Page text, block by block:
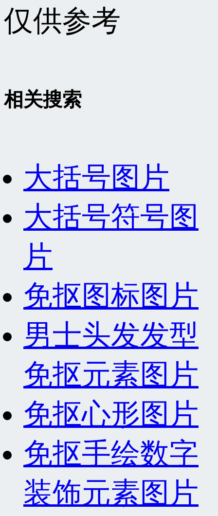
仅供参考
相关搜索
大括号图片
大括号符号图
片
免抠图标图片
男士头发发型
免抠元素图片
免抠心形图片
免抠手绘数字
装饰元素图片